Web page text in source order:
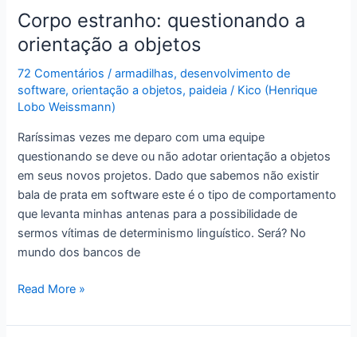
Corpo estranho: questionando a
orientação a objetos
72 Comentários /armadilhas,desenvolvimento de
software,orientação a objetos, paideia / Kico (Henrique
Lobo Weissmann)
Raríssimas vezes me deparo com uma equipe
questionando se deve ou não adotar orientação a objetos
em seus novos projetos. Dado que sabemos não existir
bala de prata em software este é o tipo de comportamento
que levanta minhas antenas para a possibilidade de
sermos vítimas de determinismo linguístico. Será? No
mundo dos bancos de
Corpo
questionando
Read More »